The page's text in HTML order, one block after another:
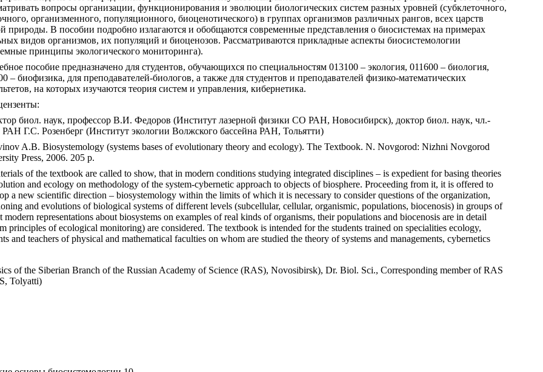
вопросы организации, функционирования и эволюции биологических систем разных уровней (субклеточного,
организменного, популяционного, биоценотического) в группах организмов различных рангов, всех царств
природы. В пособии подробно излагаются и обобщаются современные представления о биосистемах на примерах
видов организмов, их популяций и биоценозов. Рассматриваются прикладные аспекты биосистемологии
принципы экологического мониторинга).
пособие предназначено для студентов, обучающихся по специальностям 013100 – экология, 011600 – биология,
– биофизика, для преподавателей-биологов, а также для студентов и преподавателей физико-математических
на которых изучаются теория систем и управления, кибернетика.
биол. наук, профессор В.И. Федоров (Институт лазерной физики СО РАН, Новосибирск), доктор биол. наук, чл.-
РАН Г.С. Розенберг (Институт экологии Волжского бассейна РАН, Тольятти)
A.B. Biosystemology (systems bases of evolutionary theory and ecology). The Textbook. N. Novgorod: Nizhni Novgorod
Press, 2006. 205 p.
of the textbook are called to show, that in modern conditions studying integrated disciplines – is expedient for basing theories
and ecology on methodology of the system-cybernetic approach to objects of biosphere. Proceeding from it, it is offered to
a new scientific direction – biosystemology within the limits of which it is necessary to consider questions of the organization,
and evolutions of biological systems of different levels (subcellular, cellular, organismic, populations, biocenosis) in groups of
representations about biosystems on examples of real kinds of organisms, their populations and biocenosis are in detail
principles of ecological monitoring) are considered. The textbook is intended for the students trained on specialities ecology,
and teachers of physical and mathematical faculties on whom are studied the theory of systems and managements, cybernetics
of the Siberian Branch of the Russian Academy of Science (RAS), Novosibirsk), Dr. Biol. Sci., Corresponding member of RAS
Tolyatti)